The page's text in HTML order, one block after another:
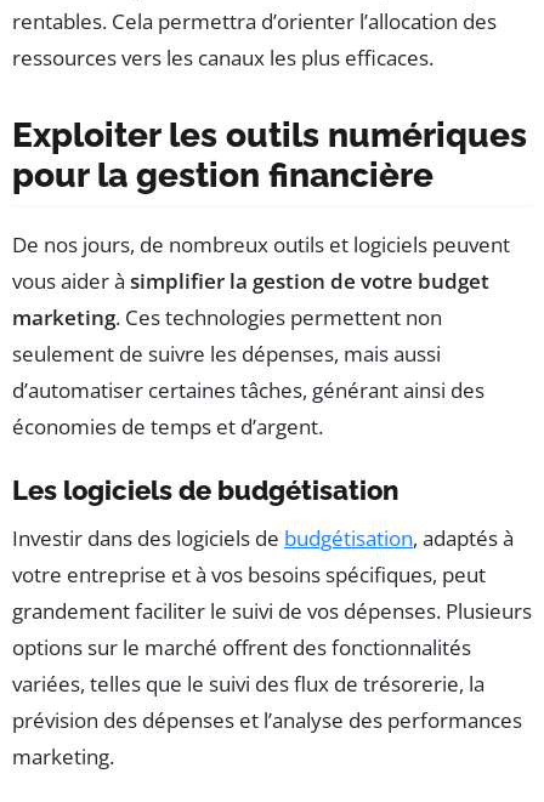
rentables. Cela permettra d’orienter l’allocation des
ressources vers les canaux les plus efficaces.
Exploiter les outils numériques
pour la gestion financière
De nos jours, de nombreux outils et logiciels peuvent
vous aider à simplifier la gestion de votre budget
marketing. Ces technologies permettent non
seulement de suivre les dépenses, mais aussi
d’automatiser certaines tâches, générant ainsi des
économies de temps et d’argent.
Les logiciels de budgétisation
Investir dans des logiciels de budgétisation, adaptés à
votre entreprise et à vos besoins spécifiques, peut
grandement faciliter le suivi de vos dépenses. Plusieurs
options sur le marché offrent des fonctionnalités
variées, telles que le suivi des flux de trésorerie, la
prévision des dépenses et l’analyse des performances
marketing.